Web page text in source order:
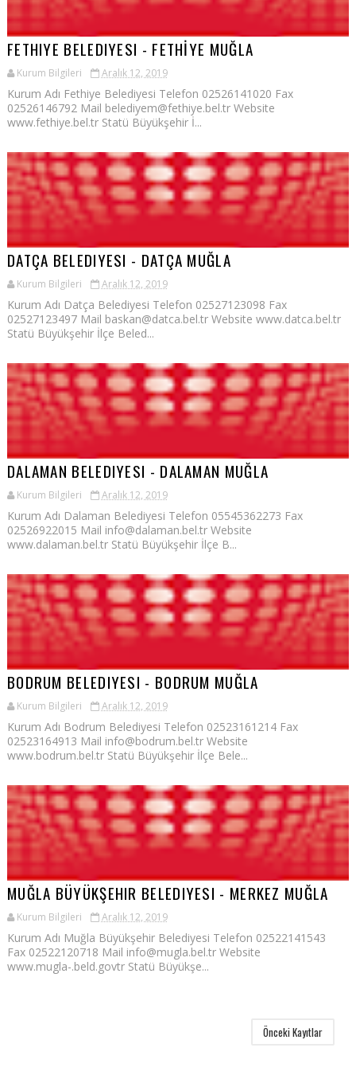
FETHIYE BELEDIYESI - FETHİYE MUĞLA
Kurum Bilgileri Aralık 12, 2019
Kurum Adı Fethiye Belediyesi Telefon 02526141020 Fax
02526146792 Mail belediyem@fethiye.bel.tr Website
www.fethiye.bel.tr Statü Büyükşehir İ...
DATÇA BELEDIYESI - DATÇA MUĞLA
Kurum Bilgileri Aralık 12, 2019
Kurum Adı Datça Belediyesi Telefon 02527123098 Fax
02527123497 Mail baskan@datca.bel.tr Website www.datca.bel.tr
Statü Büyükşehir İlçe Beled...
DALAMAN BELEDIYESI - DALAMAN MUĞLA
Kurum Bilgileri Aralık 12, 2019
Kurum Adı Dalaman Belediyesi Telefon 05545362273 Fax
02526922015 Mail info@dalaman.bel.tr Website
www.dalaman.bel.tr Statü Büyükşehir İlçe B...
BODRUM BELEDIYESI - BODRUM MUĞLA
Kurum Bilgileri Aralık 12, 2019
Kurum Adı Bodrum Belediyesi Telefon 02523161214 Fax
02523164913 Mail info@bodrum.bel.tr Website
www.bodrum.bel.tr Statü Büyükşehir İlçe Bele...
MUĞLA BÜYÜKŞEHIR BELEDIYESI - MERKEZ MUĞLA
Kurum Bilgileri Aralık 12, 2019
Kurum Adı Muğla Büyükşehir Belediyesi Telefon 02522141543
Fax 02522120718 Mail info@mugla.bel.tr Website
www.mugla-.beld.govtr Statü Büyükşe...
Önceki Kayıtlar